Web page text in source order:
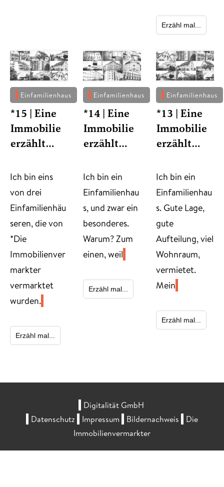
Erzähl mal...
Einfamilienhaus
*15 | Eine
Immobilie
erzählt…
​Ich bin eins
von drei
Einfamilienhäu
seren, die von
*Die
Immobilienver
markter
vermarktet
wurden.
Erzähl mal...
Einfamilienhaus
*14 | Eine
Immobilie
erzählt…
​Ich bin ein
Einfamilienhau
s, und zwar ein
besonderes.
Warum? Zum
einen, weil
Erzähl mal...
Einfamilienhaus
*13 | Eine
Immobilie
erzählt…
Ich bin ein
Einfamilienhau
s. Gute Lage,
gute
Aufteilung, viel
Wohnraum,
vermietet.
Mein
Erzähl mal...
Digitalität GmbH
Datenschutz
Impressum Bildernachweis
Die
Immobilienvermarkter